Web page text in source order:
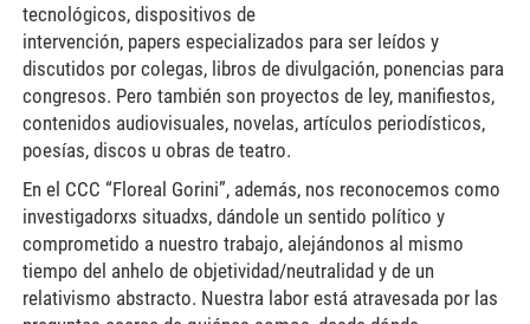
tecnológicos, dispositivos de
intervención, papers especializados para ser leídos y
discutidos por colegas, libros de divulgación, ponencias para
congresos. Pero también son proyectos de ley, manifiestos,
contenidos audiovisuales, novelas, artículos periodísticos,
poesías, discos u obras de teatro.
En el CCC “Floreal Gorini”, además, nos reconocemos como
investigadorxs situadxs, dándole un sentido político y
comprometido a nuestro trabajo, alejándonos al mismo
tiempo del anhelo de objetividad/neutralidad y de un
relativismo abstracto. Nuestra labor está atravesada por las